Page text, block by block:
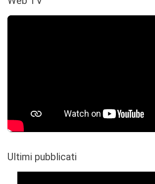
Ultimi pubblicati